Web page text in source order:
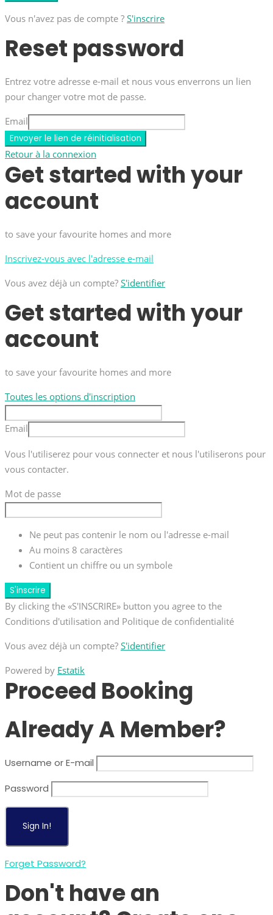
Vous n'avez pas de compte ? S'inscrire
Reset password
Entrez votre adresse e-mail et nous vous enverrons un lien
pour changer votre mot de passe.
Email
Envoyer le lien de réinitialisation
Retour à la connexion
Get started with your
account
to save your favourite homes and more
Inscrivez-vous avec l'adresse e-mail
Vous avez déjà un compte? S'identifier
Get started with your
account
to save your favourite homes and more
Toutes les options d'inscription
Email
Vous l'utiliserez pour vous connecter et nous l'utiliserons pour
vous contacter.
Mot de passe
Ne peut pas contenir le nom ou l'adresse e-mail
Au moins 8 caractères
Contient un chiffre ou un symbole
S'inscrire
By clicking the «S'INSCRIRE» button you agree to the
Conditions d'utilisation and Politique de confidentialité
Vous avez déjà un compte? S'identifier
Powered by Estatik
Proceed Booking
Already A Member?
Username or E-mail
Password
Forget Password?
Don't have an